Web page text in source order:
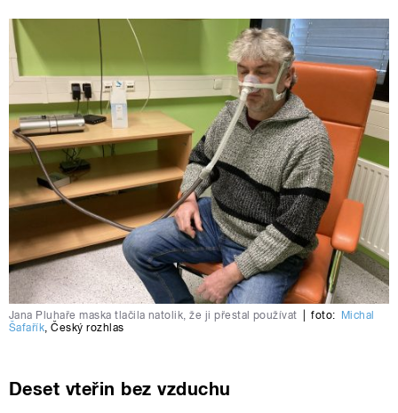
Jana Pluhaře maska tlačila natolik, že ji přestal používat foto:
Michal
Šafařík,Český rozhlas
Deset vteřin bez vzduchu